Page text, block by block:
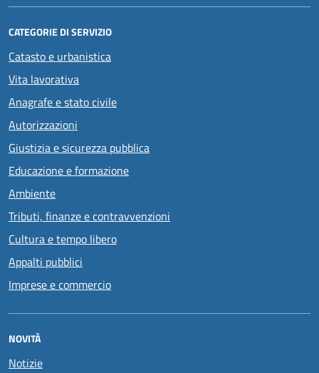
CATEGORIE DI SERVIZIO
Catasto e urbanistica
Vita lavorativa
Anagrafe e stato civile
Autorizzazioni
Giustizia e sicurezza pubblica
Educazione e formazione
Ambiente
Tributi, finanze e contravvenzioni
Cultura e tempo libero
Appalti pubblici
Imprese e commercio
NOVITÀ
Notizie